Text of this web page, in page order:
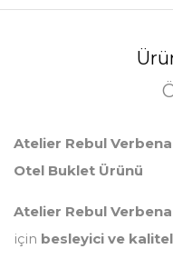
Atelier Rebul
Otel Buklet Ürünü
Atelier Rebul
için besleyici ve